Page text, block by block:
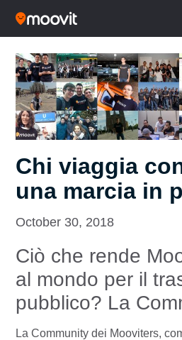
Chi viaggia
una marcia in
October 30, 2018
Ciò che rende
al mondo per il
pubblico? La
La Community dei Mooviters,